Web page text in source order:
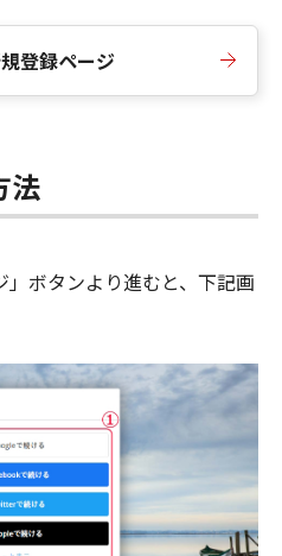
登録ページ
法
」ボタンより進むと、下記画